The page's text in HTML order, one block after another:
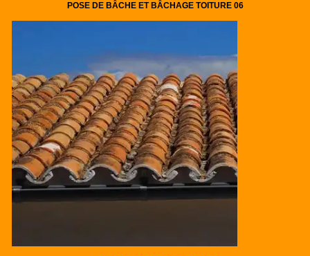
POSE DE BÂCHE ET BÂCHAGE TOITURE 06